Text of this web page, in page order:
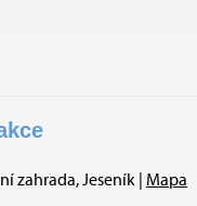
zahrada, Jeseník | Mapa